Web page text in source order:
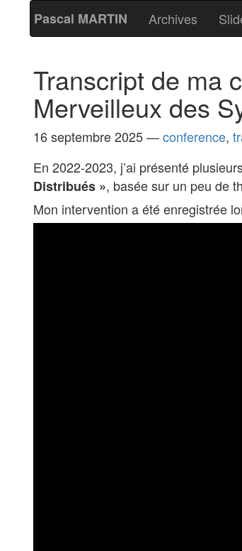
Pascal MARTIN Archives
Transcript de ma
Merveilleux des
16 septembre 2025—conference,
En 2022-2023, j’ai présenté
Distribués », basée sur un peu de
Mon intervention a été enregistrée